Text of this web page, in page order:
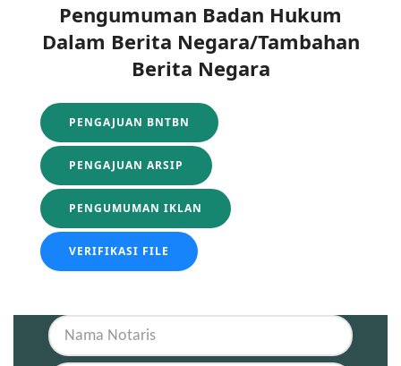
Pengumuman Badan Hukum
Dalam Berita Negara/Tambahan
Berita Negara
PENGAJUAN BNTBN
PENGAJUAN ARSIP
PENGUMUMAN IKLAN
VERIFIKASI FILE